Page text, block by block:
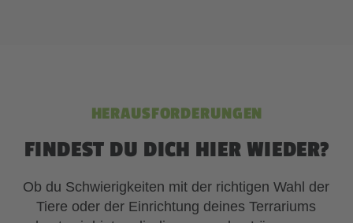
HERAUSFORDERUNGEN
FINDEST DU DICH HIER WIEDER?
Ob du Schwierigkeiten mit der richtigen Wahl der
Tiere oder der Einrichtung deines Terrariums